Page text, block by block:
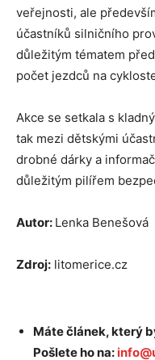
veřejnosti, ale
účastníků silničního
důležitým tématem
počet jezdců na
Akce se setkala s
tak mezi dětskými
drobné dárky a
důležitým pilířem
Autor: Lenka Benešová
Zdroj: litomerice.cz
Máte článek, který
Pošlete ho na: